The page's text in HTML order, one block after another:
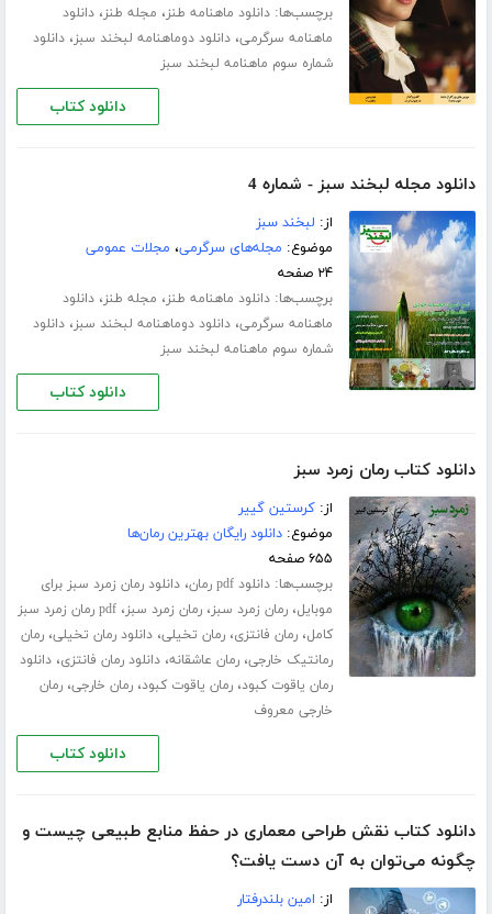
برچسب‌ها:دانلود ماهنامه طنز، مجله طنز،دانلود
ماهنامه سرگرمی،دانلود دوماهنامه لبخند سبز،دانلود
شماره سوم ماهنامه لبخند سبز
دانلود کتاب
دانلود مجله لبخند سبز - شماره 4
از: لبخند سبز
موضوع: مجله‌های سرگرمی، مجلات عمومی
۲۴ صفحه
برچسب‌ها:دانلود ماهنامه طنز، مجله طنز،دانلود
ماهنامه سرگرمی،دانلود دوماهنامه لبخند سبز،دانلود
شماره سوم ماهنامه لبخند سبز
دانلود کتاب
دانلود کتاب رمان زمرد سبز
از:کرستین گییر
موضوع:دانلود رایگان بهترین رمان‌ها
۶۵۵ صفحه
برچسب‌ها:دانلود pdf رمان ،دانلود رمان زمرد سبز برای
موبایل،رمان زمرد سبز،رمان زمرد سبز،
pdf رمان زمرد سبز
کامل،رمان فانتزی،رمان تخیلی،دانلود رمان تخیلی،رمان
رمانتیک خارجی،رمان عاشقانه،دانلود رمان فانتزی،دانلود
رمان یاقوت کبود،رمان یاقوت کبود،رمان خارجی،رمان
خارجی معروف
دانلود کتاب
دانلود کتاب نقش طراحی معماری در حفظ منابع طبیعی چیست و
چگونه می‌توان به آن دست یافت؟
از: امین بلندرفتار